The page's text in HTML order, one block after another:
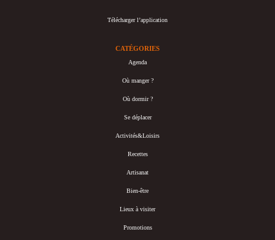
Télécharger l’application
CATÉGORIES
Agenda
Où manger ?
Où dormir ?
Se déplacer
Activités&Loisirs
Recettes
Artisanat
Bien-être
Lieux à visiter
Promotions